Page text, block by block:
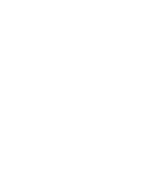
соевый)
шоколад, какао-масло,